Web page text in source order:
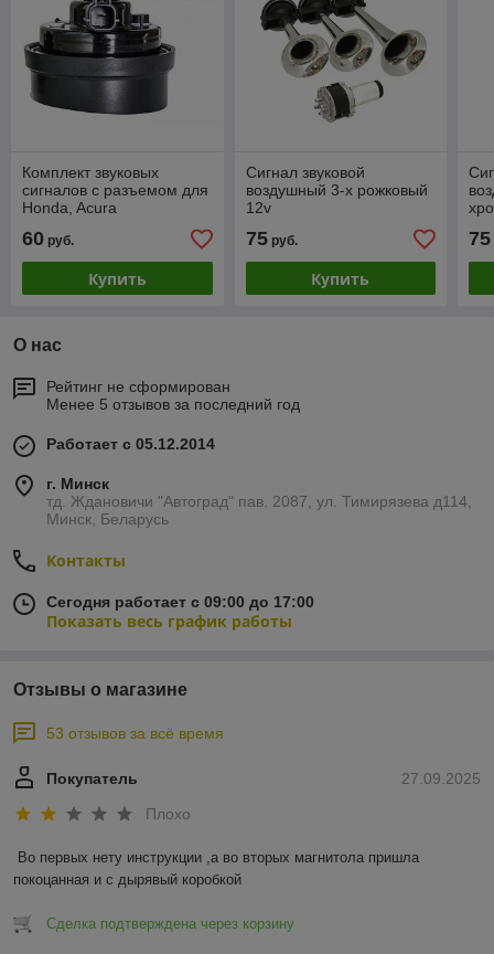
Комплект звуковых
сигналов с разъeмом для
Honda, Acura
60 руб.
Купить
Сигнал звуковой
воздушный 3-х рожковый
12v
75руб.
Купить
75
О нас
Рейтинг не сформирован
Менее 5 отзывов за последний год
Работает с 05.12.2014
г. Минск
тд. Ждановичи "Автоград" пав. 2087, ул. Тимирязева д114,
Минск, Беларусь
Контакты
Сегодня работает с 09:00 до 17:00
Показать весь график работы
Отзывы о магазине
53 отзывов за всё время
27.09.2025
Покупатель
Плохо
Во первых нету инструкции ,а во вторых магнитола пришла
покоцанная и с дырявый коробкой
Сделка подтверждена через корзину